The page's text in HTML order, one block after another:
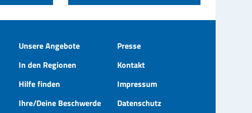
Unsere Angebote
In den Regionen
Hilfe finden
Ihre/Deine Beschwerde
Presse
Kontakt
Impressum
Datenschutz